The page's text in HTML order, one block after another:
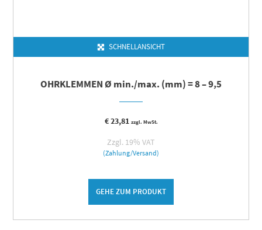
SCHNELLANSICHT
OHRKLEMMEN Ø min./max. (mm) = 8 – 9,5
€23,81 zzgl. MwSt.
Zzgl. 19% VAT
(Zahlung/Versand)
GEHE ZUM PRODUKT